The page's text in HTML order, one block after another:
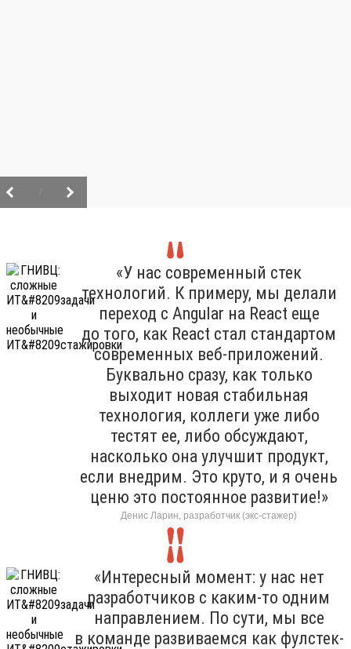
«У нас современный стек
технологий. К примеру, мы делали
переход с Angular на React еще
до того, как React стал стандартом
современных веб-приложений.
Буквально сразу, как только
выходит новая стабильная
технология, коллеги уже либо
тестят ее, либо обсуждают,
насколько она улучшит продукт,
если внедрим. Это круто, и я очень
ценю это постоянное развитие!»
Денис Ларин, разработчик (экс-стажер)
«Интересный момент: у нас нет
разработчиков с каким-то одним
направлением. По сути, мы все
в команде развиваемся как фулстек-